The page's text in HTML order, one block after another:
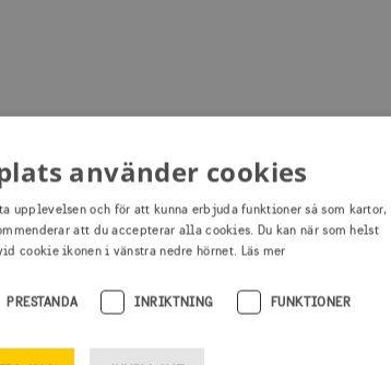
använder cookies
upplevelsen och för att kunna erbjuda funktioner så som kartor,
att du accepterar alla cookies. Du kan när som helst
cookie ikonen i vänstra nedre hörnet. Läs mer
PRESTANDA INRIKTNING FUNKTIONER